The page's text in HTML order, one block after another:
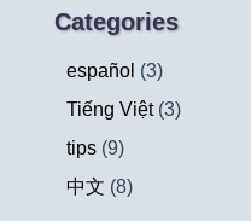
Categories
español (3)
Tiếng Việt(3)
tips(9)
中文 (8)